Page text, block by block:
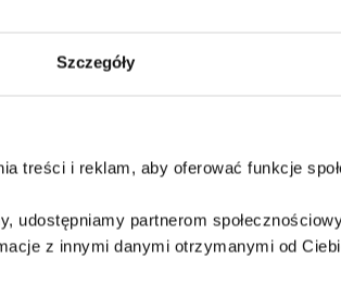
Szczegóły
treści i reklam, aby oferować funkcje
udostępniamy partnerom
z innymi danymi otrzymanymi od
na to, że
który udostępniasz,
. Im dłużej